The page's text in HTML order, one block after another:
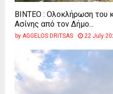
ΒΙΝΤΕΟ : Ολοκλήρωση του
Ασίνης από τον Δήμο...
by AGGELOS DRITSAS 22 July